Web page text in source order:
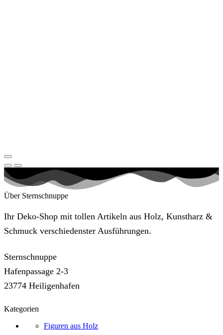
Über Sternschnuppe
Ihr Deko-Shop mit tollen Artikeln aus Holz, Kunstharz &
Schmuck verschiedenster Ausführungen.
Sternschnuppe
Hafenpassage 2-3
23774 Heiligenhafen
Kategorien
Figuren aus Holz